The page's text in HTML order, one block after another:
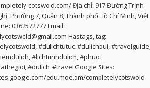
cotswold.com/Địa chỉ: 917 Đường Trịnh
Phường 7, Quận 8, Thành phố Hồ Chí Minh, Việt
0362572777 Email:
Hastags, tag:
#dulichtutuc, #dulichbui, #travelguide,
#lichtrinhdulich, #phuot,
#dulich, #travel Google Sites:
edu.moe.om/completelycotswold